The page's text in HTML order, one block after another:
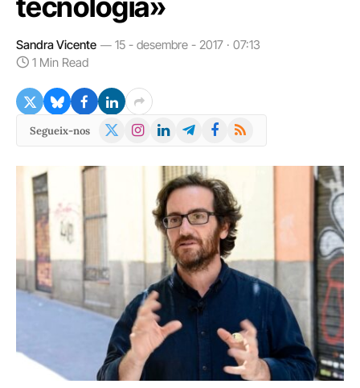
Sandra Vicente
15 - desembre - 2017 · 07:13
1 Min Read
Segueix-nos
X
Instagram
LinkedInTelegramFacebook
RSS